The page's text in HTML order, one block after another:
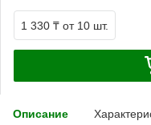
1 330 ₸ от 10 шт.
Описание